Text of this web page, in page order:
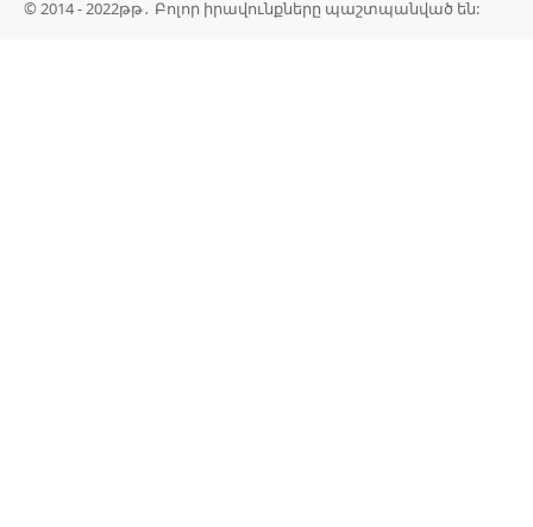
© 2014 - 2022թթ․ Բոլոր իրավունքները պաշտպանված են: